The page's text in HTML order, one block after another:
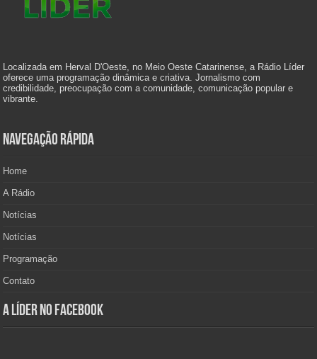
Localizada em Herval D'Oeste, no Meio Oeste Catarinense, a Rádio Líder
oferece uma programação dinâmica e criativa. Jornalismo com
credibilidade, preocupação com a comunidade, comunicação popular e
vibrante.
Navegação Rápida
Home
A Rádio
Notícias
Notícias
Programação
Contato
A Líder no Facebook